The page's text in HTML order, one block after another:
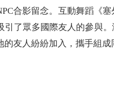
合影留念。互動舞蹈《
引了眾多國際友人的參與
友人紛紛加入，攜手組